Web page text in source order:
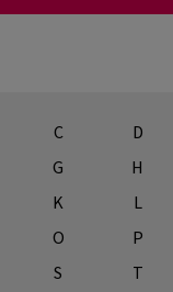
C
D
G
H
K
L
O
P
S
T